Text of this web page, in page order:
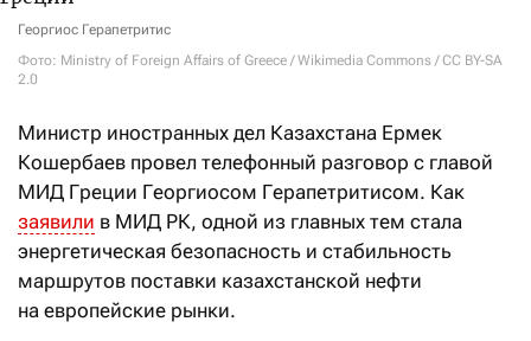
Георгиос Герапетритис
Фото: Ministry of Foreign Affairs of Greece / Wikimedia Commons / CC BY-SA
2.0
Министр иностранных дел Казахстана Ермек
Кошербаев провел телефонный разговор с главой
МИД Греции Георгиосом Герапетритисом. Как
заявили в МИД РК, одной из главных тем стала
энергетическая безопасность и стабильность
маршрутов поставки казахстанской нефти
на европейские рынки.